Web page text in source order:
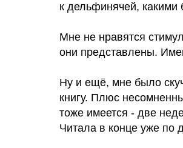
к дельфинячей,
Мне не нравятся
они представлены.
Ну и ещё, мне было
книгу. Плюс
тоже имеется - две
Читала в конце уже по